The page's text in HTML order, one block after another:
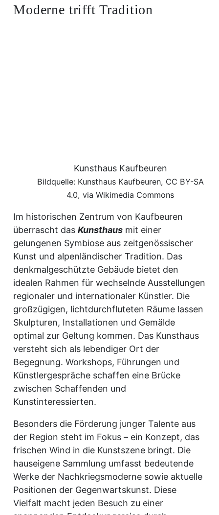
Moderne trifft Tradition
Kunsthaus Kaufbeuren
Bildquelle: Kunsthaus Kaufbeuren, CC BY-SA
4.0, via Wikimedia Commons
Im historischen Zentrum von Kaufbeuren
überrascht das Kunsthaus mit einer
gelungenen Symbiose aus zeitgenössischer
Kunst und alpenländischer Tradition. Das
denkmalgeschützte Gebäude bietet den
idealen Rahmen für wechselnde Ausstellungen
regionaler und internationaler Künstler. Die
großzügigen, lichtdurchfluteten Räume lassen
Skulpturen, Installationen und Gemälde
optimal zur Geltung kommen. Das Kunsthaus
versteht sich als lebendiger Ort der
Begegnung. Workshops, Führungen und
Künstlergespräche schaffen eine Brücke
zwischen Schaffenden und
Kunstinteressierten.
Besonders die Förderung junger Talente aus
der Region steht im Fokus – ein Konzept, das
frischen Wind in die Kunstszene bringt. Die
hauseigene Sammlung umfasst bedeutende
Werke der Nachkriegsmoderne sowie aktuelle
Positionen der Gegenwartskunst. Diese
Vielfalt macht jeden Besuch zu einer